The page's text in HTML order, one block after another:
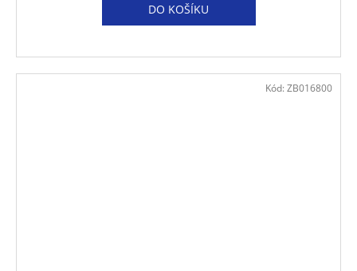
DO KOŠÍKU
Kód: ZB016800